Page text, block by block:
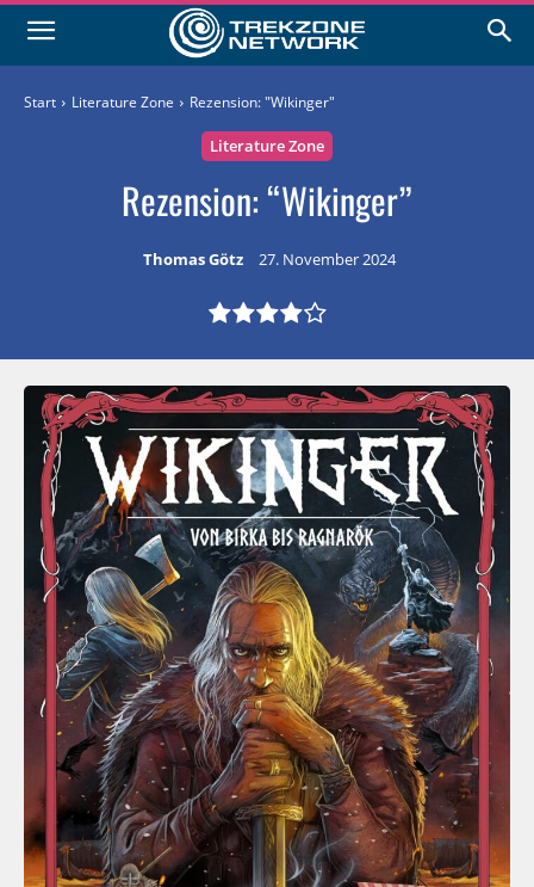
Start Literature Zone Rezension: "Wikinger"
Literature Zone
Rezension: “Wikinger”
Thomas Götz 27. November 2024